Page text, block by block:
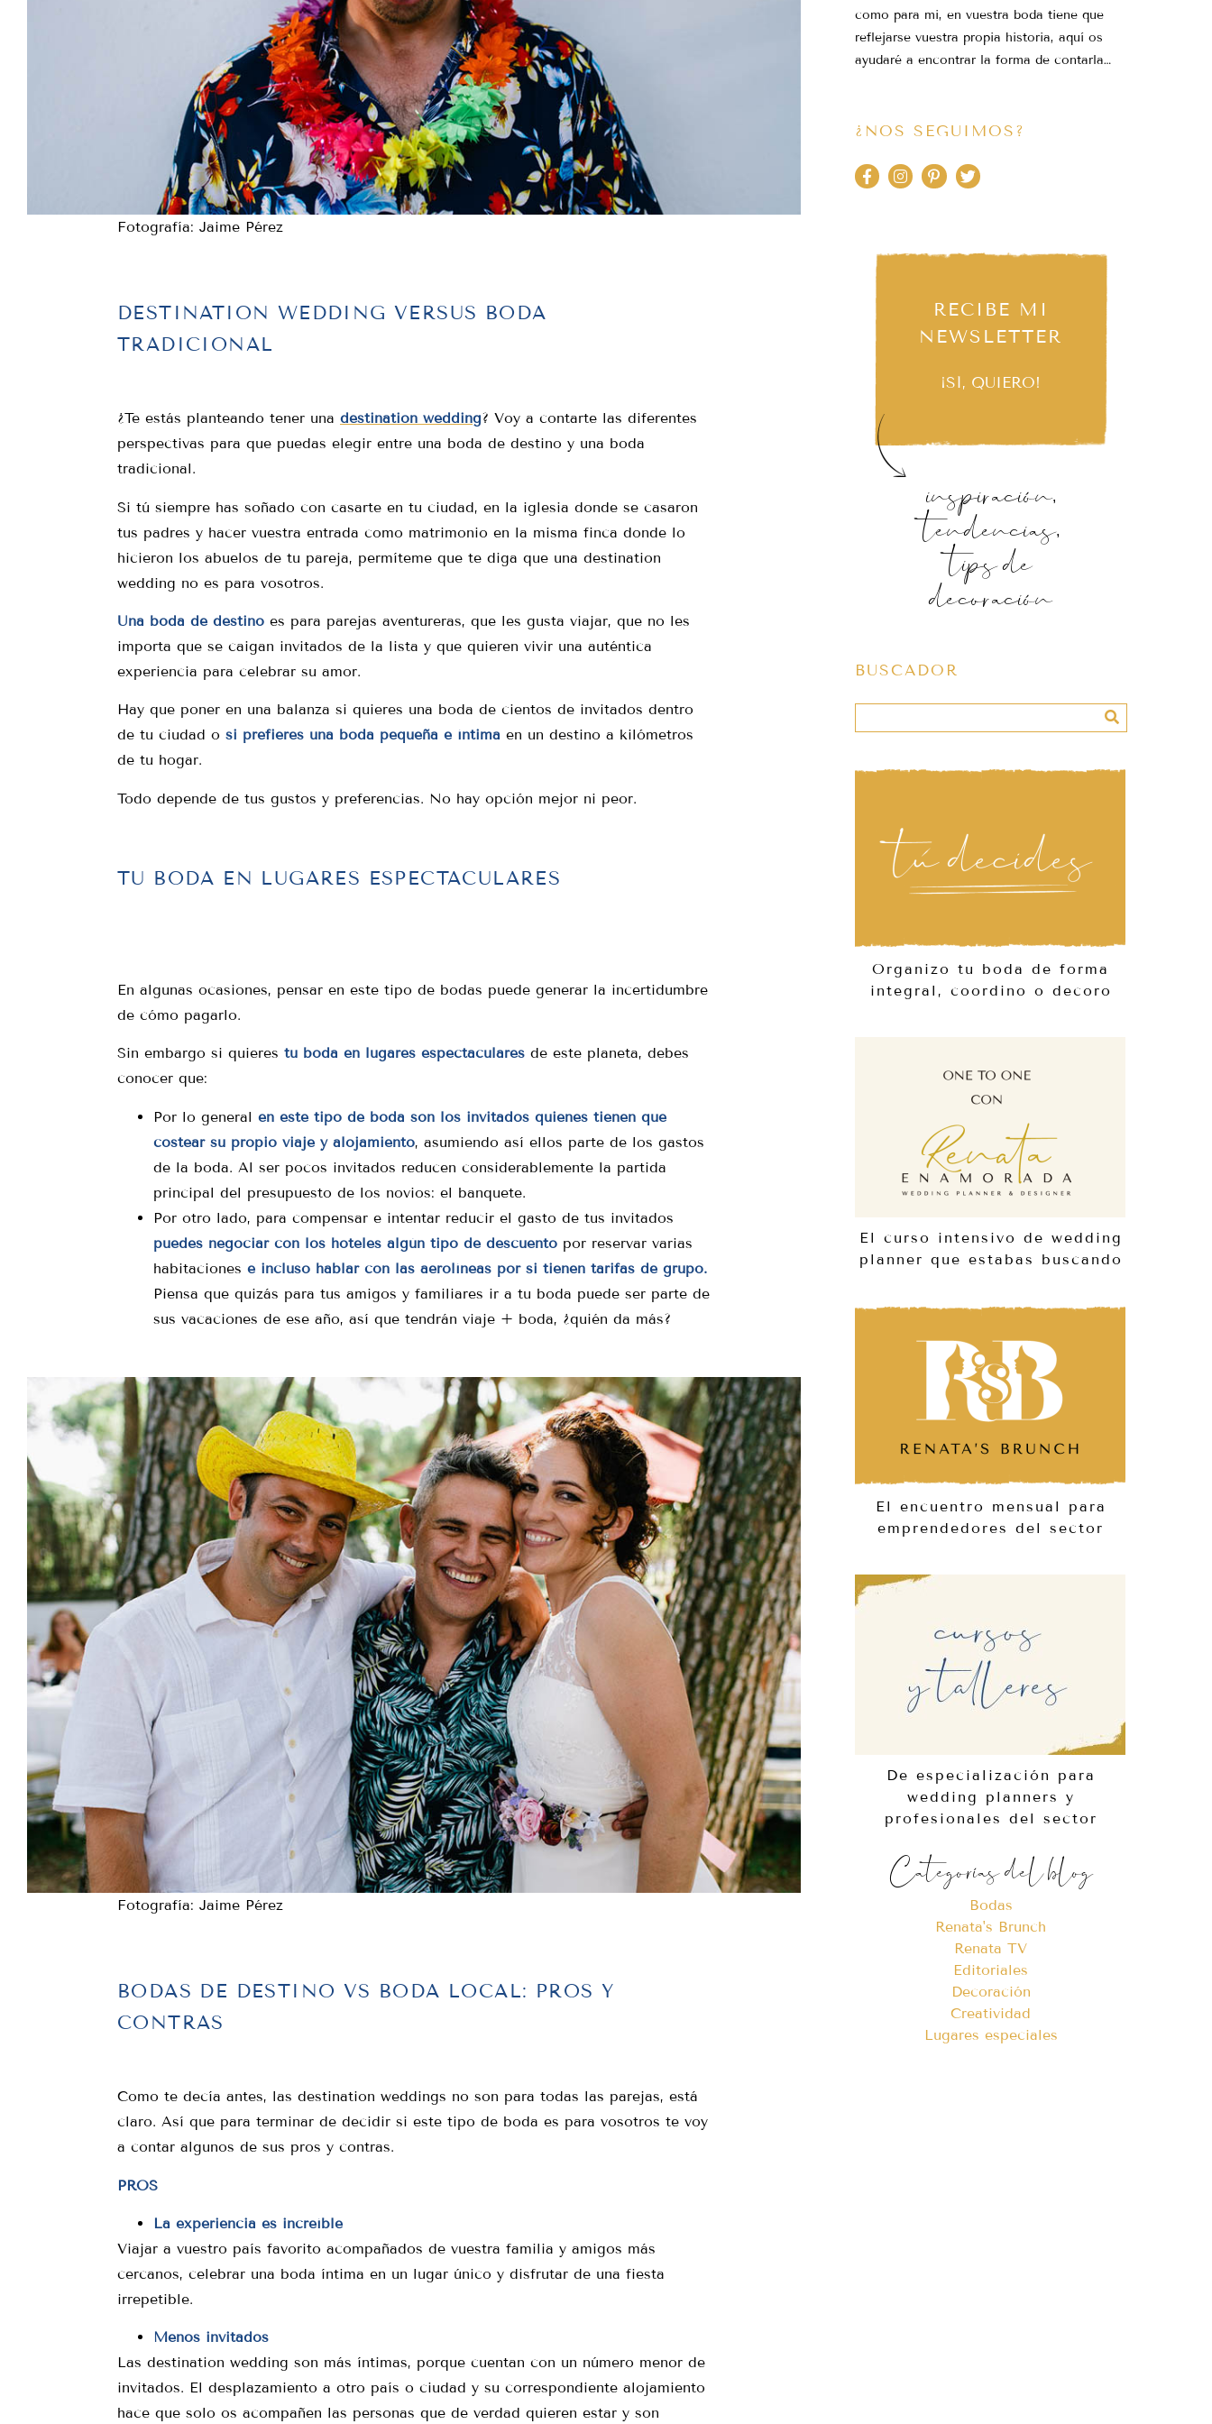
Fotografía: Jaime Pérez
DESTINATION WEDDING VERSUS BODA
TRADICIONAL
¿Te estás planteando tener una destination wedding? Voy a contarte las diferentes
perspectivas para que puedas elegir entre una boda de destino y una boda
tradicional.
Si tú siempre has soñado con casarte en tu ciudad, en la iglesia donde se casaron
tus padres y hacer vuestra entrada como matrimonio en la misma finca donde lo
hicieron los abuelos de tu pareja, permíteme que te diga que una destination
wedding no es para vosotros.
Una boda de destino es para parejas aventureras, que les gusta viajar, que no les
importa que se caigan invitados de la lista y que quieren vivir una auténtica
experiencia para celebrar su amor.
Hay que poner en una balanza si quieres una boda de cientos de invitados dentro
de tu ciudad o si prefieres una boda pequeña e íntima en un destino a kilómetros
de tu hogar.
Todo depende de tus gustos y preferencias. No hay opción mejor ni peor.
TU BODA EN LUGARES ESPECTACULARES
En algunas ocasiones, pensar en este tipo de bodas puede generar la incertidumbre
de cómo pagarlo.
Sin embargo si quieres tu boda en lugares espectaculares de este planeta, debes
conocer que:
Por lo general en este tipo de boda son los invitados quienes tienen que
costear su propio viaje y alojamiento, asumiendo así ellos parte de los gastos
de la boda. Al ser pocos invitados reducen considerablemente la partida
principal del presupuesto de los novios: el banquete.
Por otro lado, para compensar e intentar reducir el gasto de tus invitados
puedes negociar con los hoteles algún tipo de descuento por reservar varias
habitaciones e incluso hablar con las aerolíneas por si tienen tarifas de grupo.
Piensa que quizás para tus amigos y familiares ir a tu boda puede ser parte de
sus vacaciones de ese año, así que tendrán viaje + boda, ¿quién da más?
Fotografía: Jaime Pérez
BODAS DE DESTINO VS BODA LOCAL: PROS Y
CONTRAS
Como te decía antes, las destination weddings no son para todas las parejas, está
claro. Así que para terminar de decidir si este tipo de boda es para vosotros te voy
a contar algunos de sus pros y contras.
PROS
La experiencia es increíble
Viajar a vuestro país favorito acompañados de vuestra familia y amigos más
cercanos, celebrar una boda íntima en un lugar único y disfrutar de una fiesta
irrepetible.
Menos invitados
Las destination wedding son más íntimas, porque cuentan con un número menor de
invitados. El desplazamiento a otro país o ciudad y su correspondiente alojamiento
hace que solo os acompañen las personas que de verdad quieren estar y son
como para mi, en vuestra boda tiene que
reflejarse vuestra propia historia, aquí os
ayudaré a encontrar la forma de contarla…
¿NOS SEGUIMOS?
RECIBE MI
NEWSLETTER
¡SÍ, QUIERO!
inspiración,
tendencias,
tips de
decoración
BUSCADOR
Organizo tu boda de forma
integral, coordino o decoro
El curso intensivo de wedding
planner que estabas buscando
El encuentro mensual para
emprendedores del sector
De especialización para
wedding planners y
profesionales del sector
Categorías del blog
Bodas
Renata's Brunch
Renata TV
Editoriales
Decoración
Creatividad
Lugares especiales